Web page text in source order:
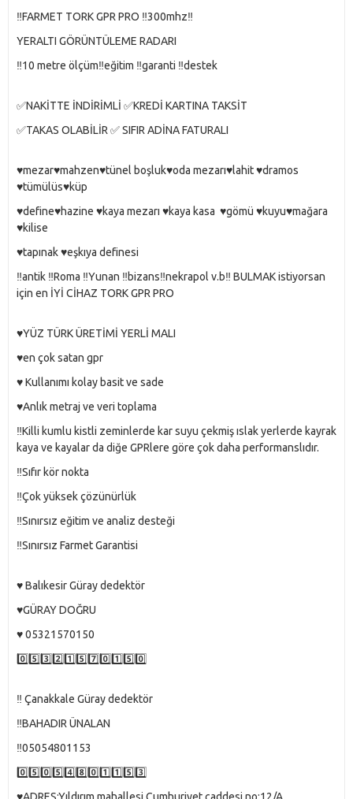
‼️FARMET TORK GPR PRO ‼️300mhz‼️
YERALTI GÖRÜNTÜLEME RADARI
‼️10 metre ölçüm‼️eğitim ‼️garanti ‼️destek
✅NAKİTTE İNDİRİMLİ ✅KREDİ KARTINA TAKSİT
✅TAKAS OLABİLİR ✅ SIFIR ADİNA FATURALI
♥️mezar♥️mahzen♥️tünel boşluk♥️oda mezarı♥️lahit ♥️dramos
♥️tümülüs♥️küp
♥️define♥️hazine ♥️kaya mezarı ♥️kaya kasa ♥️gömü ♥️kuyu♥️mağara
♥️kilise
♥️tapınak ♥️eşkıya definesi
‼️antik ‼️Roma ‼️Yunan ‼️bizans‼️nekrapol v.b‼️ BULMAK istiyorsan
için en İYİ CİHAZ TORK GPR PRO
♥️YÜZ TÜRK ÜRETİMİ YERLİ MALI
♥️en çok satan gpr
♥️ Kullanımı kolay basit ve sade
♥️Anlık metraj ve veri toplama
‼️Killi kumlu kistli zeminlerde kar suyu çekmiş ıslak yerlerde kayrak
kaya ve kayalar da diğe GPRlere göre çok daha performanslıdır.
‼️Sıfır kör nokta
‼️Çok yüksek çözünürlük
‼️Sınırsız eğitim ve analiz desteği
‼️Sınırsız Farmet Garantisi
♥️ Balıkesir Güray dedektör
♥️GÜRAY DOĞRU
♥️ 05321570150
0️⃣5️⃣3️⃣2️⃣1️⃣5️⃣7️⃣0️⃣1️⃣5️⃣0️⃣
‼️ Çanakkale Güray dedektör
‼️BAHADIR ÜNALAN
‼️05054801153
0️⃣5️⃣0️⃣5️⃣4️⃣8️⃣0️⃣1️⃣1️⃣5️⃣3️⃣